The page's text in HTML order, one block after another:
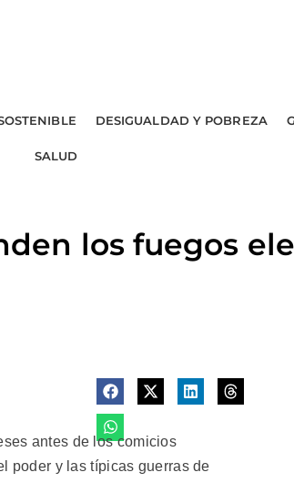
DESIGUALDAD Y POBREZA
SALUD
los fuegos
antes de los comicios
poder y las típicas guerras de